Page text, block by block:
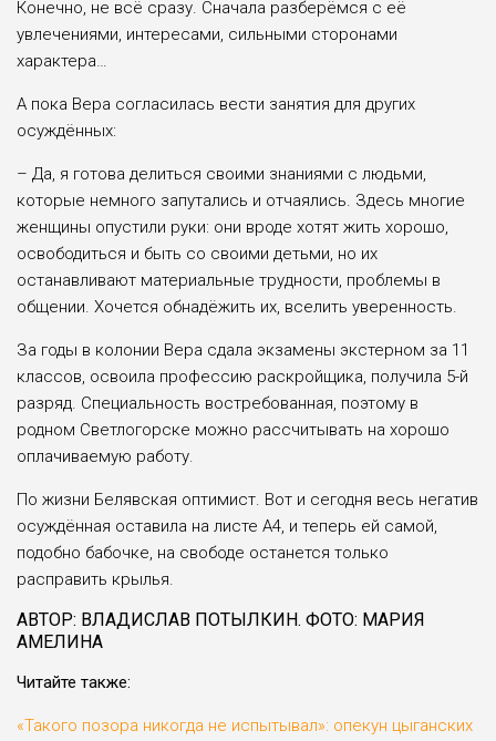
Конечно, не всё сразу. Сначала разберёмся с её
увлечениями, интересами, сильными сторонами
характера…
А пока Вера согласилась вести занятия для других
осуждённых:
– Да, я готова делиться своими знаниями с людьми,
которые немного запутались и отчаялись. Здесь многие
женщины опустили руки: они вроде хотят жить хорошо,
освободиться и быть со своими детьми, но их
останавливают материальные трудности, проблемы в
общении. Хочется обнадёжить их, вселить уверенность.
За годы в колонии Вера сдала экзамены экстерном за 11
классов, освоила профессию раскройщика, получила 5-й
разряд. Специальность востребованная, поэтому в
родном Светлогорске можно рассчитывать на хорошо
оплачиваемую работу.
По жизни Белявская оптимист. Вот и сегодня весь негатив
осуждённая оставила на листе А4, и теперь ей самой,
подобно бабочке, на свободе останется только
расправить крылья.
АВТОР: ВЛАДИСЛАВ ПОТЫЛКИН. ФОТО: МАРИЯ
АМЕЛИНА
Читайте также:
«Такого позора никогда не испытывал»: опекун цыганских